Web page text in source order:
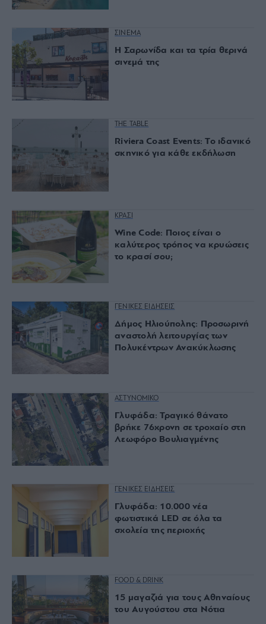
ΣΙΝΕΜΑ
Η Σαρωνίδα και τα τρία θερινά
σινεμά της
THE TABLE
Riviera Coast Events: Το ιδανικό
σκηνικό για κάθε εκδήλωση
ΚΡΑΣΙ
Wine Code: Ποιος είναι ο
καλύτερος τρόπος να κρυώσεις
το κρασί σου;
ΓΕΝΙΚΕΣ ΕΙΔΗΣΕΙΣ
Δήμος Ηλιούπολης: Προσωρινή
αναστολή λειτουργίας των
Πολυκέντρων Ανακύκλωσης
ΑΣΤΥΝΟΜΙΚΟ
Γλυφάδα: Τραγικό θάνατο
βρήκε 76χρονη σε τροχαίο στη
Λεωφόρο Βουλιαγμένης
ΓΕΝΙΚΕΣ ΕΙΔΗΣΕΙΣ
Γλυφάδα: 10.000 νέα
φωτιστικά LED σε όλα τα
σχολεία της περιοχής
FOOD & DRINK
15 μαγαζιά για τους Αθηναίους
του Αυγούστου στα Νότια